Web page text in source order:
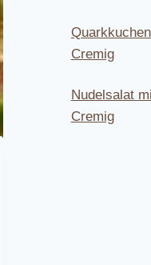
Cremig
Nudelsalat
Cremig